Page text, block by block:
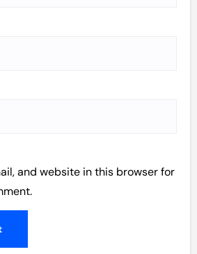
and website in this browser for